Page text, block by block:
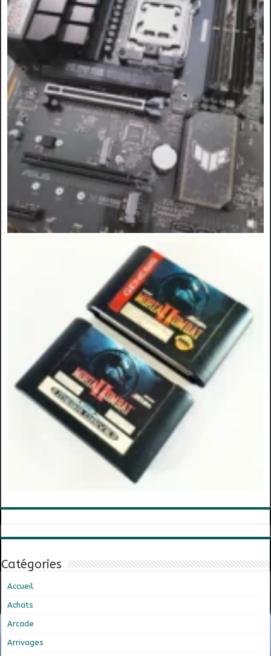
Catégories
Accueil
Achats
Arcade
Arrivages